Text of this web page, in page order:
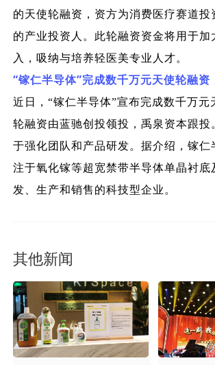
的天使轮融资，资方为消费医疗赛道投
的产业投资人。此轮融资资金将用于加
入，吸纳与培养轻医美专业人才。
“镓仁半导体”完成数千万元天使轮融资
近日，“镓仁半导体”宣布完成数千万元
轮融资由蓝驰创投领投，禹泉资本跟投
于强化团队和产品研发。据介绍，镓仁
注于氧化镓等超宽禁带半导体单晶衬底
发、生产和销售的科技型企业。
其他新闻